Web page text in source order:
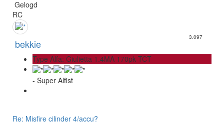
Gelogd
RC
bekkie
3.097
Type Alfa: Giulietta 1.4MA 170pk TCT
- Super Alfist
Re: Misfire cilinder 4/accu?